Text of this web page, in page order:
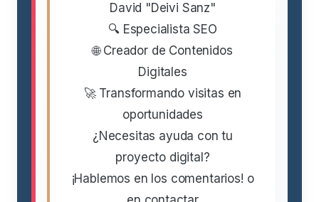
David "Deivi Sanz"
🔍 Especialista SEO
🌐 Creador de Contenidos
Digitales
🚀 Transformando visitas en
oportunidades
¿Necesitas ayuda con tu
proyecto digital?
¡Hablemos en los comentarios! o